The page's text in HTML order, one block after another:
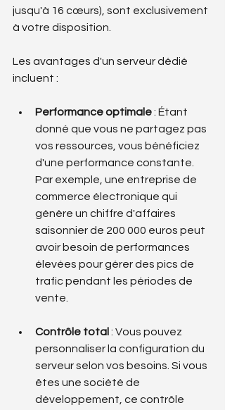
jusqu'à 16 cœurs), sont exclusivement
à votre disposition.
Les avantages d'un serveur dédié
incluent :
Performance optimale : Étant
donné que vous ne partagez pas
vos ressources, vous bénéficiez
d'une performance constante.
Par exemple, une entreprise de
commerce électronique qui
génère un chiffre d'affaires
saisonnier de 200 000 euros peut
avoir besoin de performances
élevées pour gérer des pics de
trafic pendant les périodes de
vente.
Contrôle total : Vous pouvez
personnaliser la configuration du
serveur selon vos besoins. Si vous
êtes une société de
développement, ce contrôle